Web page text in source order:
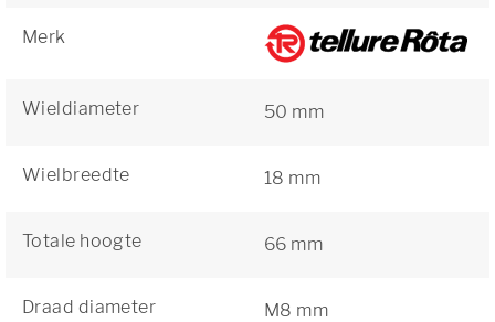
Merk
Wieldiameter 50 mm
Wielbreedte 18 mm
Totale hoogte 66 mm
Draad diameter M8 mm